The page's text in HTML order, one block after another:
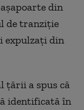
din
de tranziție
expulzați din
țării a spus că
identificată în